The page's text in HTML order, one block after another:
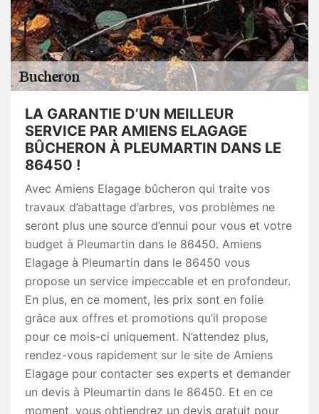
LA GARANTIE D’UN MEILLEUR
SERVICE PAR AMIENS ELAGAGE
BÛCHERON À PLEUMARTIN DANS LE
86450 !
Avec Amiens Elagage bûcheron qui traite vos
travaux d’abattage d’arbres, vos problèmes ne
seront plus une source d’ennui pour vous et votre
budget à Pleumartin dans le 86450. Amiens
Elagage à Pleumartin dans le 86450 vous
propose un service impeccable et en profondeur.
En plus, en ce moment, les prix sont en folie
grâce aux offres et promotions qu’il propose
pour ce mois-ci uniquement. N’attendez plus,
rendez-vous rapidement sur le site de Amiens
Elagage pour contacter ses experts et demander
un devis à Pleumartin dans le 86450. Et en ce
moment, vous obtiendrez un devis gratuit pour